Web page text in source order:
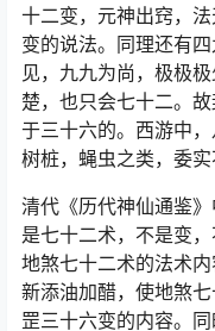
十二变，元神出窍，
变的说法。同理还有
见，九九为尚，极极
楚，也只会七十二。
于三十六的。西游中，
树桩，蝇虫之类，委实
清代《历代神仙通鉴》
是七十二术，不是变
地煞七十二术的法术
新添油加醋，使地煞
罡三十六变的内容。